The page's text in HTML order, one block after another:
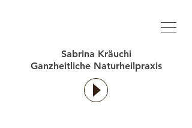
Sabrina Kräuchi
Ganzheitliche Naturheilpraxis